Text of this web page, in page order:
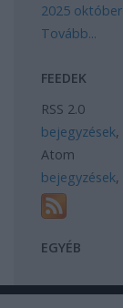
2025 október
Tovább...
FEEDEK
RSS 2.0
bejegyzések,
Atom
bejegyzések,
EGYÉB